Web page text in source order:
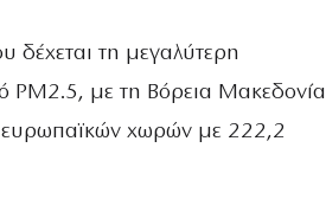
δέχεται τη μεγαλύτερη
PM2.5, με τη Βόρεια Μακεδονία
ευρωπαϊκών χωρών με 222,2